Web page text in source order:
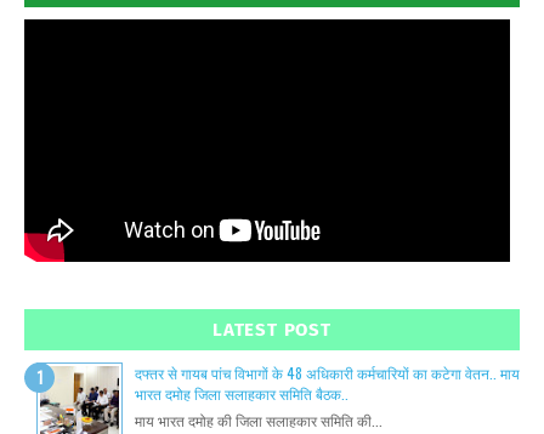
LATEST POST
दफ्तर से गायब पांच विभागों के 48 अधिकारी कर्मचारियों का कटेगा वेतन.. माय
भारत दमोह जिला सलाहकार समिति बैठक..
माय भारत दमोह की जिला सलाहकार समिति की...